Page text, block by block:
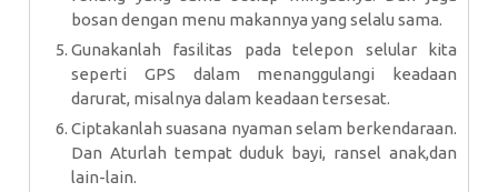
bosan dengan menu makannya yang selalu sama.
Gunakanlah fasilitas pada telepon selular kita
seperti GPS dalam menanggulangi keadaan
darurat, misalnya dalam keadaan tersesat.
Ciptakanlah suasana nyaman selam berkendaraan.
Dan Aturlah tempat duduk bayi, ransel anak,dan
lain-lain.